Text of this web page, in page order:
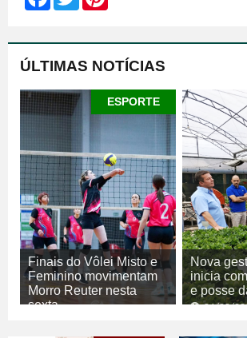
ÚLTIMAS NOTÍCIAS
ESPORTE
Finais do Vôlei Misto e
Feminino movimentam
Morro Reuter nesta
sexta
ESPORTE
Nova
inicia
e posse
06/08/